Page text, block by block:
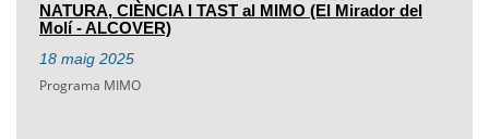
NATURA, CIÈNCIA I TAST al MIMO (El Mirador del
Molí - ALCOVER)
18 maig 2025
Programa MIMO